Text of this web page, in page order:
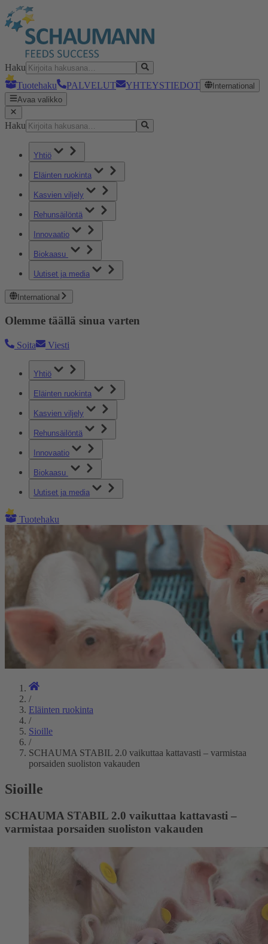
Haku
Tuotehaku
PALVELUT YHTEYSTIEDOT
International
Avaa valikko
Haku
Yhtiö
Eläinten ruokinta
Kasvien viljely
Rehunsäilöntä
Innovaatio
Biokaasu
Uutiset ja media
International
Olemme täällä sinua varten
Soita Viesti
Yhtiö
Eläinten ruokinta
Kasvien viljely
Rehunsäilöntä
Innovaatio
Biokaasu
Uutiset ja media
Tuotehaku
/
Eläinten ruokinta
/
Sioille
/
SCHAUMA STABIL 2.0 vaikuttaa kattavasti – varmistaa
porsaiden suoliston vakauden
Sioille
SCHAUMA STABIL 2.0 vaikuttaa kattavasti –
varmistaa porsaiden suoliston vakauden